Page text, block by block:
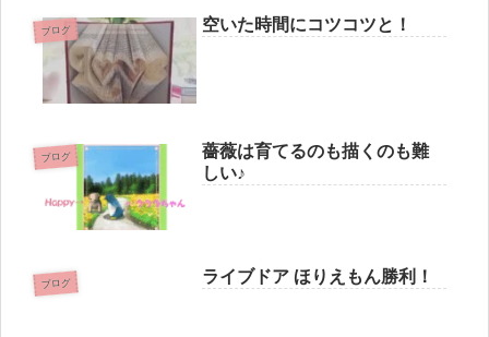
ブログ 空いた時間にコツコツと！
ブログ
薔薇は育てるのも描くのも難
しい♪
ブログ ライブドア ほりえもん勝利！